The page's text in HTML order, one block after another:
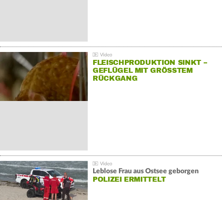
FLEISCHPRODUKTION SINKT –
GEFLÜGEL MIT GRÖSSTEM R
ÜCKGANG
Leblose Frau aus Ostsee geborgen
POLIZEI ERMITTELT